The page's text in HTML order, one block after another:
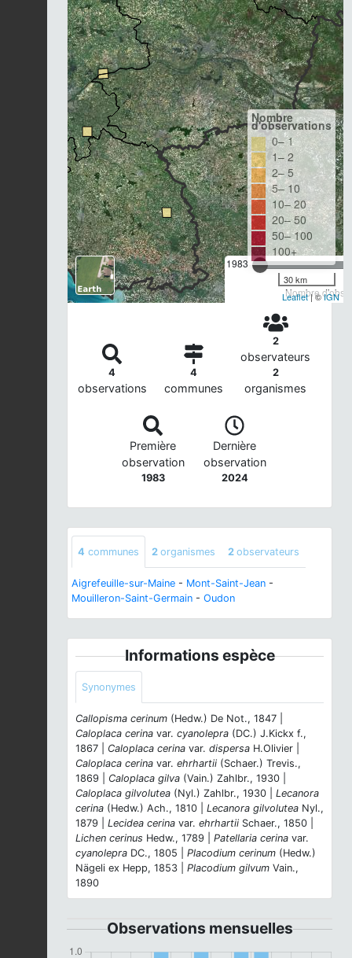
1983
Nombre
Nombre
d'observations
0– 1
1– 2
2– 5
5– 10
10– 20
20– 50
50– 100
100+
30 km
Leaflet| ©IGN
4
observations
4
communes
2
observateurs
2
organismes
Première
observation
1983
Dernière
observation
2024
4 communes 2 organismes 2 observateurs
Aigrefeuille-sur-Maine - Mont-Saint-Jean -
Mouilleron-Saint-Germain - Oudon
Informations espèce
Synonymes
Callopisma cerinum (Hedw.) De Not., 1847 |
Caloplaca cerina var. cyanolepra (DC.) J.Kickx f.,
1867 | Caloplaca cerina var. dispersa H.Olivier |
Caloplaca cerina var. ehrhartii (Schaer.) Trevis.,
1869 | Caloplaca gilva (Vain.) Zahlbr., 1930 |
Caloplaca gilvolutea (Nyl.) Zahlbr., 1930 | Lecanora
cerina (Hedw.) Ach., 1810 | Lecanora gilvolutea Nyl.,
1879 | Lecidea cerina var. ehrhartii Schaer., 1850 |
Lichen cerinus Hedw., 1789 | Patellaria cerina var.
cyanolepra DC., 1805 | Placodium cerinum (Hedw.)
Nägeli ex Hepp, 1853 | Placodium gilvum Vain.,
1890
Observations mensuelles